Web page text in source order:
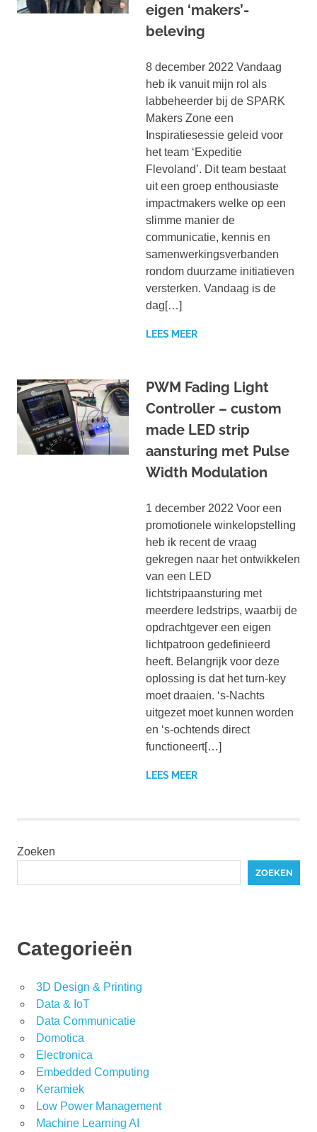
eigen ‘makers’-
beleving
8 december 2022 Vandaag
heb ik vanuit mijn rol als
labbeheerder bij de SPARK
Makers Zone een
Inspiratiesessie geleid voor
het team ‘Expeditie
Flevoland’. Dit team bestaat
uit een groep enthousiaste
impactmakers welke op een
slimme manier de
communicatie, kennis en
samenwerkingsverbanden
rondom duurzame initiatieven
versterken. Vandaag is de
dag[…]
LEES MEER
PWM Fading Light
Controller – custom
made LED strip
aansturing met Pulse
Width Modulation
1 december 2022 Voor een
promotionele winkelopstelling
heb ik recent de vraag
gekregen naar het ontwikkelen
van een LED
lichtstripaansturing met
meerdere ledstrips, waarbij de
opdrachtgever een eigen
lichtpatroon gedefinieerd
heeft. Belangrijk voor deze
oplossing is dat het turn-key
moet draaien. ‘s-Nachts
uitgezet moet kunnen worden
en ‘s-ochtends direct
functioneert[…]
LEES MEER
Zoeken
ZOEKEN
Categorieën
3D Design & Printing
Data & IoT
Data Communicatie
Domotica
Electronica
Embedded Computing
Keramiek
Low Power Management
Machine Learning AI